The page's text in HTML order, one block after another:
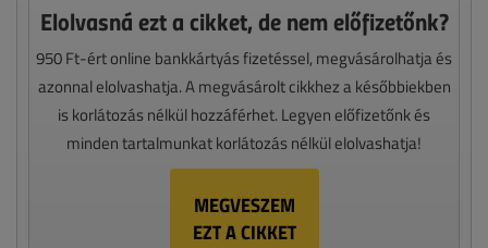
Elolvasná ezt a cikket, de nem előfizetőnk?
950 Ft-ért online bankkártyás fizetéssel, megvásárolhatja és
azonnal elolvashatja. A megvásárolt cikkhez a későbbiekben
is korlátozás nélkül hozzáférhet. Legyen előfizetőnk és
minden tartalmunkat korlátozás nélkül elolvashatja!
MEGVESZEM
EZT A CIKKET